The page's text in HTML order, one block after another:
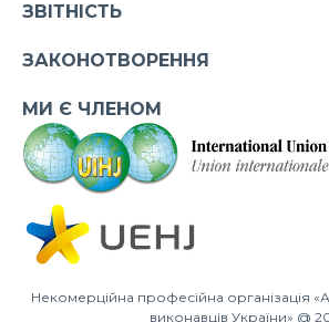
ЗВІТНІСТЬ
ЗАКОНОТВОРЕННЯ
МИ Є ЧЛЕНОМ
Некомерційна професійна організація
виконавців України» @